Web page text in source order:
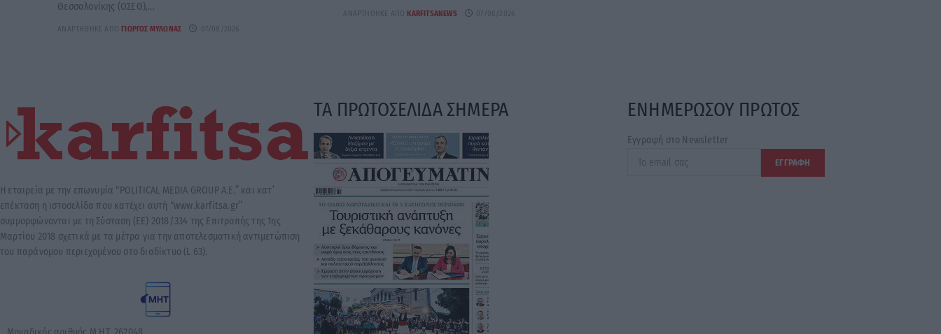
Θεσσαλονίκης (ΟΣΕΘ),...
ΑΝΑΡΤΉΘΗΚΕ ΑΠΌ ΓΙΏΡΓΟΣ ΜΥΛΩΝΆΣ 07/08/2026
ΑΝΑΡΤΉΘΗΚΕ ΑΠΌ KARFITSANEWS 07/08/2026
Η εταιρεία με την επωνυμία “POLITICAL MEDIA GROUP A.E.” και κατ’
επέκταση η ιστοσελίδα που κατέχει αυτή “www.karfitsa.gr”
συμμορφώνονται με τη Σύσταση (ΕΕ) 2018/334 της Επιτροπής της 1ης
Μαρτίου 2018 σχετικά με τα μέτρα για την αποτελεσματική αντιμετώπιση
του παράνομου περιεχομένου στο διαδίκτυο (L 63).
ΤΑ ΠΡΩΤΟΣΕΛΙΔΑ ΣΗΜΕΡΑ ΕΝΗΜΕΡΩΣΟΥ ΠΡΩΤΟΣ
Εγγραφή στο Newsletter